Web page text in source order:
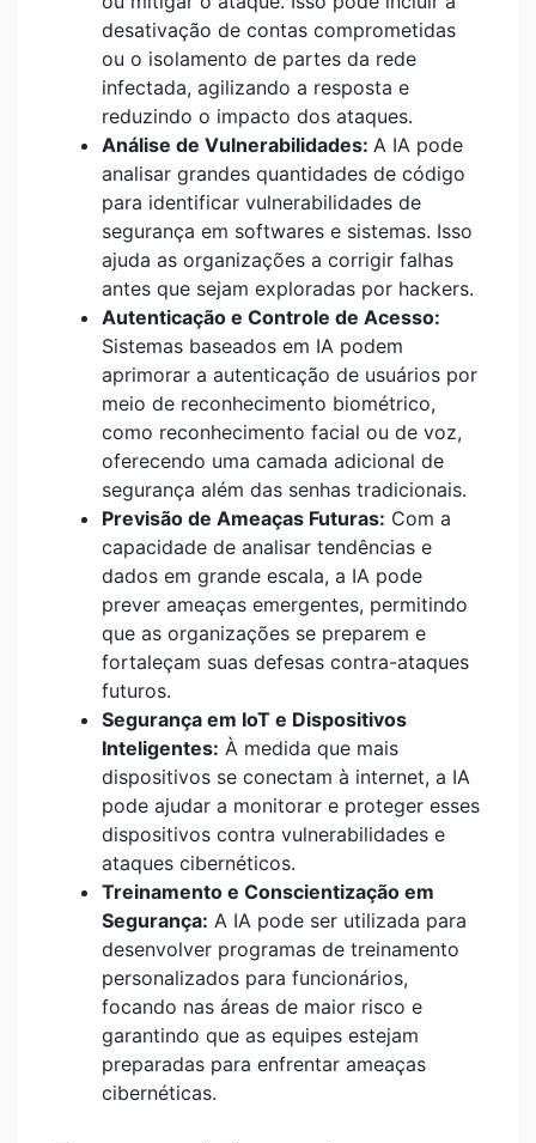
desativação de contas comprometidas
ou o isolamento de partes da rede
infectada, agilizando a resposta e
reduzindo o impacto dos ataques.
Análise de Vulnerabilidades: A IA pode
analisar grandes quantidades de código
para identificar vulnerabilidades de
segurança em softwares e sistemas. Isso
ajuda as organizações a corrigir falhas
antes que sejam exploradas por hackers.
Autenticação e Controle de Acesso:
Sistemas baseados em IA podem
aprimorar a autenticação de usuários por
meio de reconhecimento biométrico,
como reconhecimento facial ou de voz,
oferecendo uma camada adicional de
segurança além das senhas tradicionais.
Previsão de Ameaças Futuras: Com a
capacidade de analisar tendências e
dados em grande escala, a IA pode
prever ameaças emergentes, permitindo
que as organizações se preparem e
fortaleçam suas defesas contra-ataques
futuros.
Segurança em IoT e Dispositivos
Inteligentes: À medida que mais
dispositivos se conectam à internet, a IA
pode ajudar a monitorar e proteger esses
dispositivos contra vulnerabilidades e
ataques cibernéticos.
Treinamento e Conscientização em
Segurança: A IA pode ser utilizada para
desenvolver programas de treinamento
personalizados para funcionários,
focando nas áreas de maior risco e
garantindo que as equipes estejam
preparadas para enfrentar ameaças
cibernéticas.